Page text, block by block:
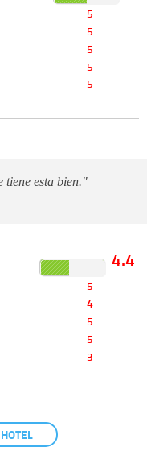
5
5
5
5
5
tiene esta bien."
4.4
5
4
5
5
3